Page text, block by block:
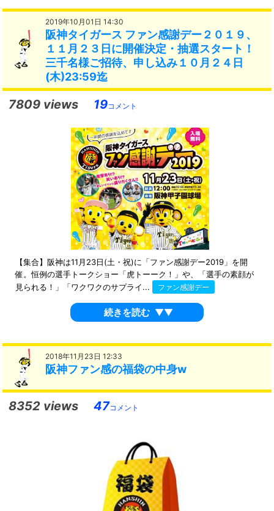
2019年10月01日 14:30
阪神タイガース ファン感謝デー２０１９、
１１月２３日に開催決定・抽選スタート！
三千名様ご招待、申し込み１０月２４日
(木)23:59迄
7809 views 19コメント
【集合】阪神は11月23日(土・祝)に「ファン感謝デー2019」を開
催。恒例の選手トークショー「虎トーーク！」や、「選手の素顔が
見られる！」「ワクワクのサプライ...
ファン感謝デー
続きを読む ▼▼
2018年11月23日 12:33
阪神ファン感の福袋の中身w
8352 views 47コメント